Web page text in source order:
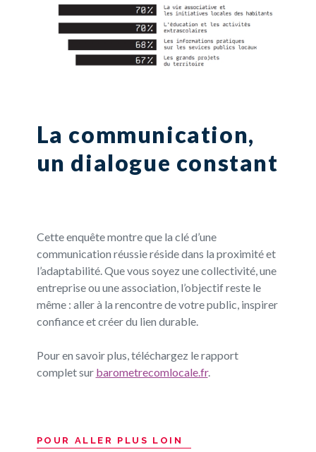
La communication,
un dialogue constant
Cette enquête montre que la clé d’une
communication réussie réside dans la proximité et
l’adaptabilité. Que vous soyez une collectivité, une
entreprise ou une association, l’objectif reste le
même : aller à la rencontre de votre public, inspirer
confiance et créer du lien durable.
Pour en savoir plus, téléchargez le rapport
complet sur barometrecomlocale.fr.
POUR ALLER PLUS LOIN